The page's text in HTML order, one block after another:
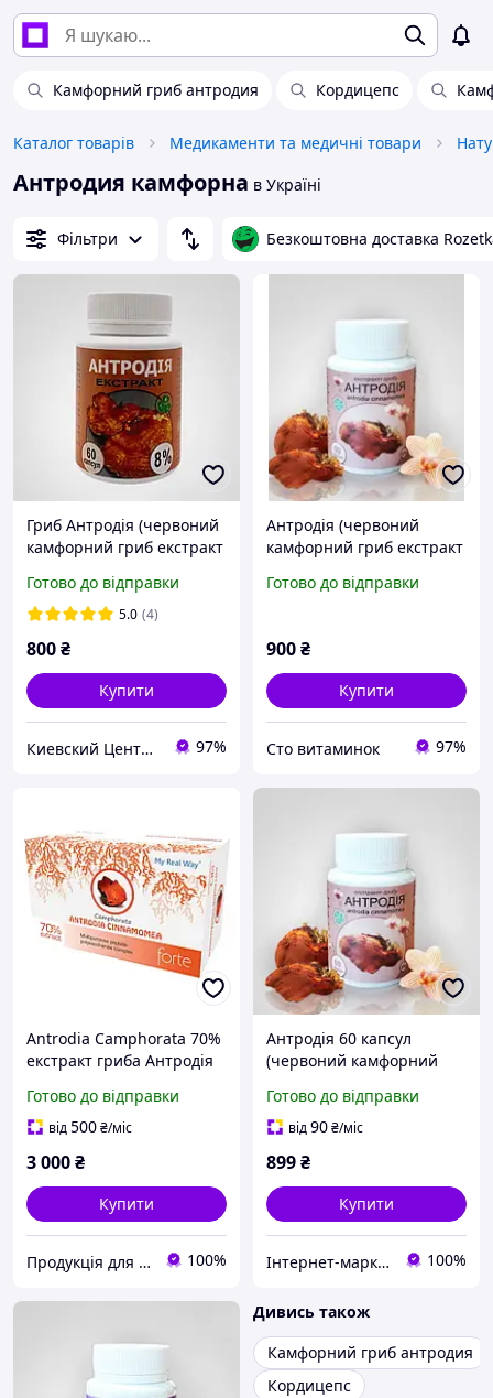
Камфорний гриб антродия Кордицепс
Каталог товарів Медикаменти та медичні товари
Антродия камфорна в Україні
Фільтри Безкоштовна доставка
Гриб Антродія (червоний
камфорний гриб екстракт
Готово до відправки
5.0 (4)
800₴
Купити
Киевский Центр Фунготерапии, Биорегуляции и Аюрведы 97%
Антродія (червоний
камфорний гриб екстракт
Гепатопротектор,
Готово до відправки
900₴
Купити
Сто витаминок 97%
Antrodia Camphorata 70%
екстракт гриба Антродія
Готово до відправки
від500₴/міс
3 000₴
Купити
Продукція для здоров'я 100%
Антродія 60 капсул
(червоний камфорний
Фунгодоктор
Готово до відправки
від90₴/міс
899₴
Купити
Інтернет-маркет "БіоЖиття" 100%
Дивись також
Камфорний гриб антродия
Кордицепс